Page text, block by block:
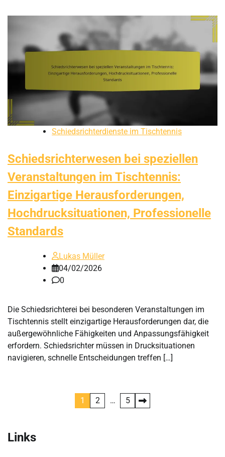
Schiedsrichterdienste im Tischtennis
Schiedsrichterwesen bei speziellen
Veranstaltungen im Tischtennis:
Einzigartige Herausforderungen,
Hochdrucksituationen, Professionelle
Standards
Lukas Müller
04/02/2026
0
Die Schiedsrichterei bei besonderen Veranstaltungen im
Tischtennis stellt einzigartige Herausforderungen dar, die
außergewöhnliche Fähigkeiten und Anpassungsfähigkeit
erfordern. Schiedsrichter müssen in Drucksituationen
navigieren, schnelle Entscheidungen treffen […]
1 2 … 5
Links